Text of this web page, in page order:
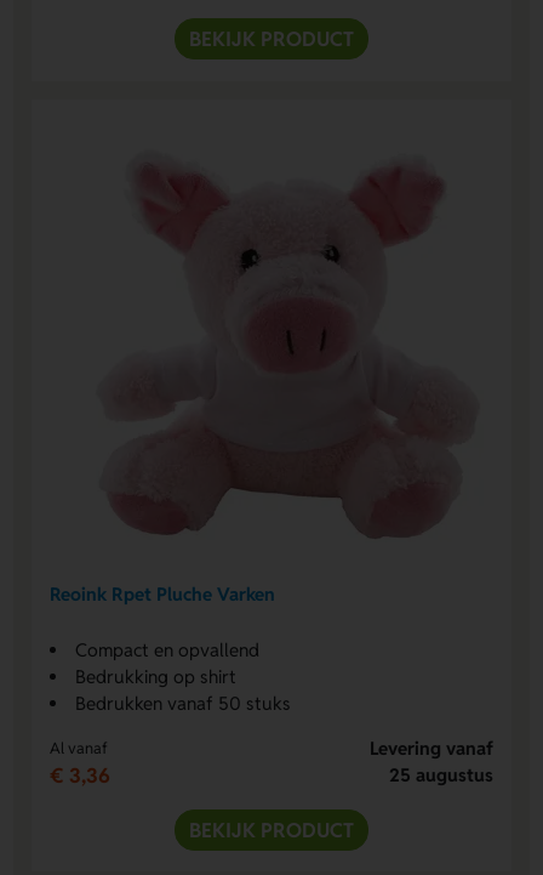
BEKIJK PRODUCT
Reoink Rpet Pluche Varken
Compact en opvallend
Bedrukking op shirt
Bedrukken vanaf 50 stuks
Al vanaf
€ 3,36
Levering vanaf
25 augustus
BEKIJK PRODUCT